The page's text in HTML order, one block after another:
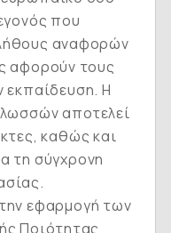
που
αναφορών
αφορούν τους
εκπαίδευση. Η
αποτελεί
καθώς και
τη σύγχρονη
εφαρμογή των
Ποιότητας